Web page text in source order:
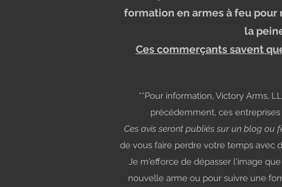
formation en armes à feu pour
la
Ces commerçants savent
**Pour information, Victory Arms,
précédemment, ces
Ces avis seront publiés sur un blog ou
de vous faire perdre votre temps avec
Je m'efforce de dépasser l'image
nouvelle arme ou pour suivre une